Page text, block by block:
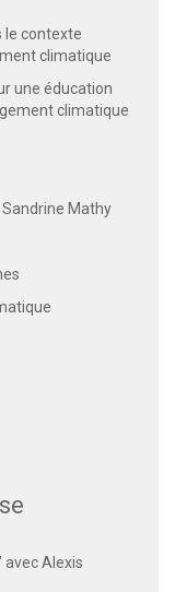
le contexte
climatique
une éducation
climatique
Mathy
Alexis